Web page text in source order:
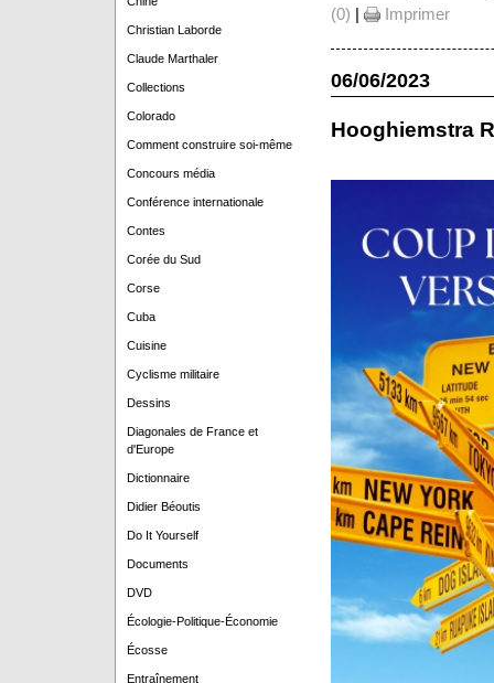
Christian Laborde
Claude Marthaler
Collections
Colorado
Comment construire soi-même
Concours média
Conférence internationale
Contes
Corée du Sud
Corse
Cuba
Cuisine
Cyclisme militaire
Dessins
Diagonales de France et
d'Europe
Dictionnaire
Didier Béoutis
Do It Yourself
Documents
DVD
Écologie-Politique-Économie
Écosse
Entraînement
(0) | Imprimer
06/06/2023
Hooghiemstra